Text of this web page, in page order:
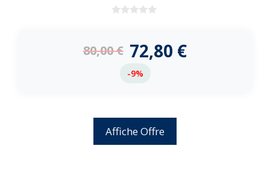
5
80,00€ 72,80 €
-9%
Affiche Offre